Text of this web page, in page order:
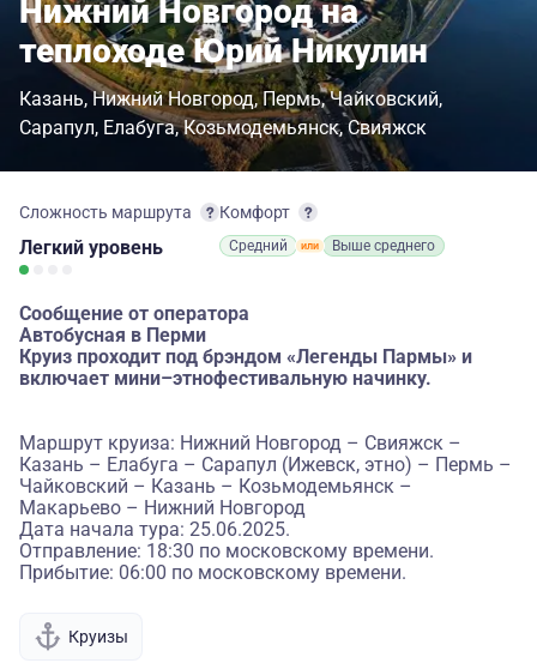
Нижний Новгород на
теплоходе Юрий Никулин
Казань Нижний Новгород Пермь Чайковский
Сарапул Елабуга Козьмодемьянск Свияжск
Сложность маршрута
Легкий уровень
Комфорт
Средний Выше среднего
Сообщение от оператора
Автобусная в Перми
Круиз проходит под брэндом «Легенды Пармы» и
включает мини–этнофестивальную начинку.
Маршрут круиза: Нижний Новгород – Свияжск –
Казань – Елабуга – Сарапул (Ижевск, этно) – Пермь –
Чайковский – Казань – Козьмодемьянск –
Макарьево – Нижний Новгород
Дата начала тура: 25.06.2025.
Отправление: 18:30 по московскому времени.
Прибытие: 06:00 по московскому времени.
Круизы